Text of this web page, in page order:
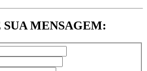
MENSAGEM: